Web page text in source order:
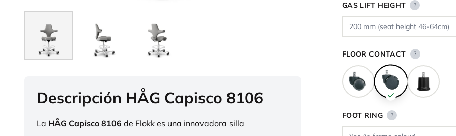
Descripción HÅG Capisco 8106
La HÅG Capisco 8106 de Flokk es una innovadora silla
GAS LIFT HEIGHT ?
FLOOR CONTACT ?
FOOT RING ?